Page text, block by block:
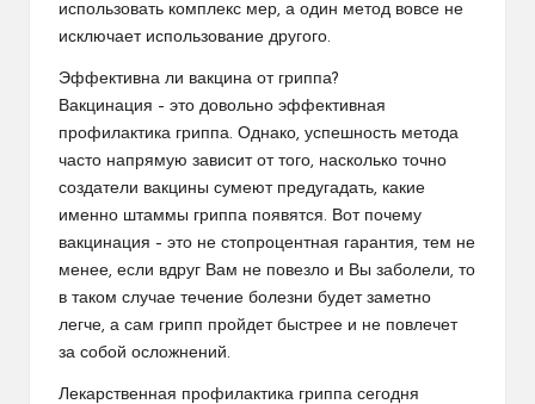
использовать комплекс мер, а один метод вовсе не
исключает использование другого.
Эффективна ли вакцина от гриппа?
Вакцинация – это довольно эффективная
профилактика гриппа. Однако, успешность метода
часто напрямую зависит от того, насколько точно
создатели вакцины сумеют предугадать, какие
именно штаммы гриппа появятся. Вот почему
вакцинация – это не стопроцентная гарантия, тем не
менее, если вдруг Вам не повезло и Вы заболели, то
в таком случае течение болезни будет заметно
легче, а сам грипп пройдет быстрее и не повлечет
за собой осложнений.
Лекарственная профилактика гриппа сегодня